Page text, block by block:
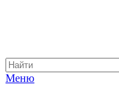
Меню